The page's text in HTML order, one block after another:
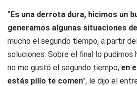
"Es una derrota dura, hicimos un
generamos algunas situaciones
mucho el segundo tiempo, a partir
soluciones. Sobre el final lo pudimos
no me gustó el segundo tiempo, en
estás pillo te comen", le dijo el